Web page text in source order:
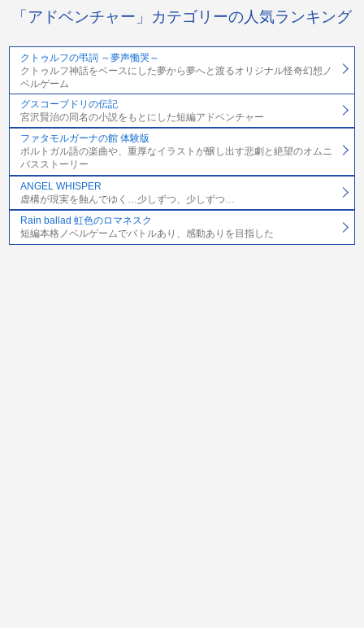
「アドベンチャー」カテゴリーの人気ランキング
クトゥルフの弔詞 ～夢声慟哭～
クトゥルフ神話をベースにした夢から夢へと渡るオリジナル怪奇幻想ノ
ベルゲーム
グスコーブドリの伝記
宮沢賢治の同名の小説をもとにした短編アドベンチャー
ファタモルガーナの館 体験版
ポルトガル語の楽曲や、重厚なイラストが醸し出す悲劇と絶望のオムニ
バスストーリー
ANGEL WHISPER
虚構が現実を蝕んでゆく…少しずつ、少しずつ…
Rain ballad 虹色のロマネスク
短編本格ノベルゲームでバトルあり、感動ありを目指した